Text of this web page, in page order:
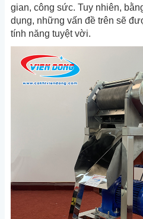
gian, công sức. Tuy nhiên,
dụng, những vấn đề trên sẽ
tính năng tuyệt vời.